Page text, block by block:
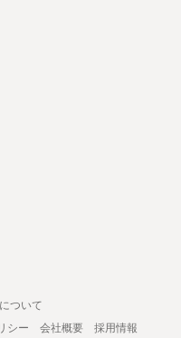
ついて
シー 会社概要
採用情報